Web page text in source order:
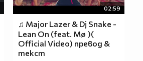
02:59
♫ Major Lazer & Dj Snake -
Lean On (feat. Mø )(
Official Video) превод &
текст